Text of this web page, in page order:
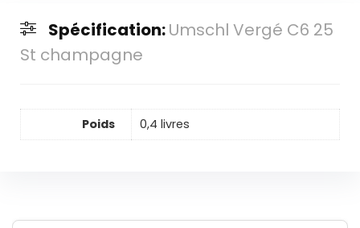
Spécification:Umschl Vergé C6 25
St champagne
Poids 0,4 livres